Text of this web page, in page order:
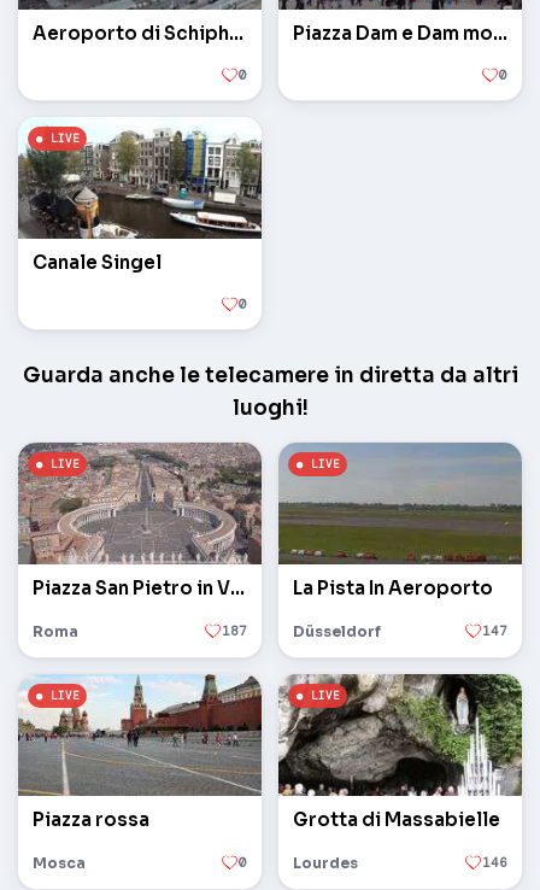
Aeroporto di Schiphol
0
Piazza Dam e Dam monumento
0
Canale Singel
0
Guarda anche le telecamere in diretta da altri
luoghi!
Piazza San Pietro in Vaticano
Roma 187
La Pista In Aeroporto
Düsseldorf 147
Piazza rossa
Mosca 0
Grotta di Massabielle
Lourdes 146